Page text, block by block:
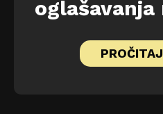
PROČITAJ